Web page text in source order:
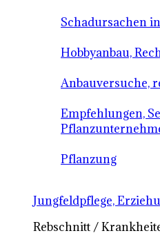
Schadursachen
Hobbyanbau,
Anbauversuche,
Empfehlungen,
Pflanzung
Jungfeldpflege,
Rebschnitt /